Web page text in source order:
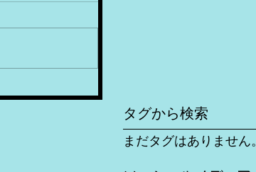
タグから検索
まだタグはありません。